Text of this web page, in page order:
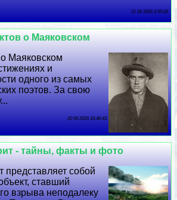
21 06 2026 2:59:26
о Маяковском
Маяковском
и
одного из самых
поэтов. За свою
20 06 2026 16:46:43
- тайны, факты и фото
представляет собой
ставший
взрыва неподалеку